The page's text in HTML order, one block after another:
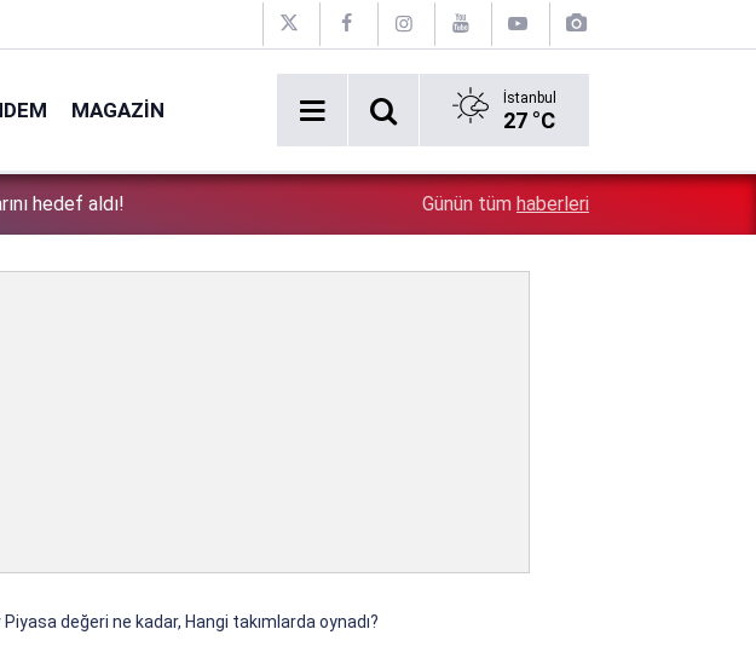
MAGAZIN İstanbul
27 °C
hedef aldı!
Erken tatil rezervasyonu mağdurları için Ticaret
Günün tüm haberleri
değeri ne kadar, Hangi takımlarda oynadı?